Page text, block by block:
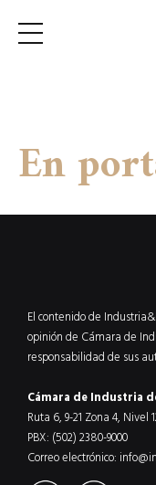
En
El contenido de
opinión de Cámara de
responsabilidad de sus
Cámara de Industria
Ruta 6, 9-21 Zona 4, Nivel
PBX: (502) 2380-9000
Correo electrónico: